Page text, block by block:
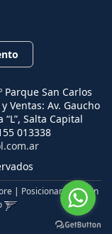
San Carlos
Ventas: Av. Gaucho
Salta Capital
013338
| Posicionamiento en